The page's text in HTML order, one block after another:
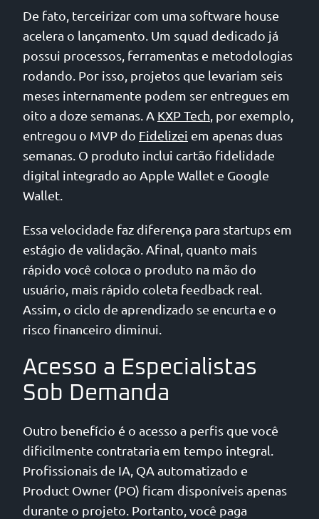
De fato, terceirizar com uma software house
acelera o lançamento. Um squad dedicado já
possui processos, ferramentas e metodologias
rodando. Por isso, projetos que levariam seis
meses internamente podem ser entregues em
oito a doze semanas. A KXP Tech , por exemplo,
entregou o MVP do Fidelizei em apenas duas
semanas. O produto inclui cartão fidelidade
digital integrado ao Apple Wallet e Google
Wallet.
Essa velocidade faz diferença para startups em
estágio de validação. Afinal, quanto mais
rápido você coloca o produto na mão do
usuário, mais rápido coleta feedback real.
Assim, o ciclo de aprendizado se encurta e o
risco financeiro diminui.
Acesso a Especialistas
Sob Demanda
Outro benefício é o acesso a perfis que você
dificilmente contrataria em tempo integral.
Profissionais de IA, QA automatizado e
Product Owner (PO) ficam disponíveis apenas
durante o projeto. Portanto, você paga